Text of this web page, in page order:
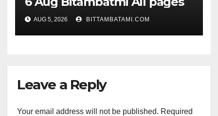
AUG 5, 2026 BITTAMBATAMI.COM
Leave a Reply
Your email address will not be published. Required